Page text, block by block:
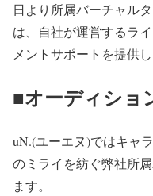
日より所属バーチャル
は、自社が運営するラ
メントサポートを提供し
■オーディショ
uN.(ユーエヌ)ではキャ
のミライを紡ぐ弊社所
ます。